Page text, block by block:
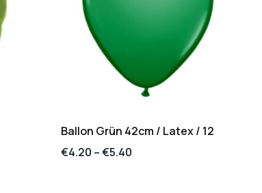
Ballon Grün 42cm / Latex / 12
€4.20 –€5.40